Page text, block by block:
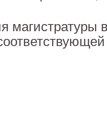
магистратуры